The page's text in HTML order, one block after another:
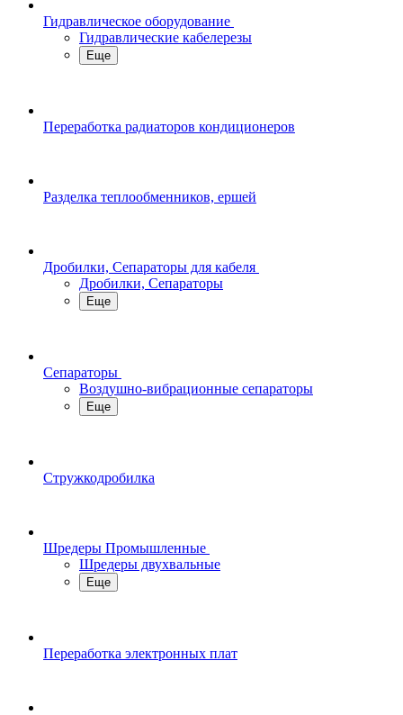
Гидравлическое оборудование
Гидравлические кабелерезы
Еще
Переработка радиаторов кондиционеров
Разделка теплообменников, ершей
Дробилки, Сепараторы для кабеля
Дробилки, Сепараторы
Еще
Сепараторы
Воздушно-вибрационные сепараторы
Еще
Стружкодробилка
Шредеры Промышленные
Шредеры двухвальные
Еще
Переработка электронных плат